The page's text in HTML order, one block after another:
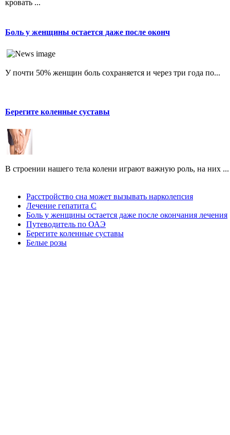
кровать ...
Боль у женщины остается даже после оконч
У почти 50% женщин боль сохраняется и через три года по...
Берегите коленные суставы
В строении нашего тела колени играют важную роль, на них ...
Расстройство сна может вызывать нарколепсия
Лечение гепатита С
Боль у женщины остается даже после окончания лечения
Путеводитель по ОАЭ
Берегите коленные суставы
Белые розы